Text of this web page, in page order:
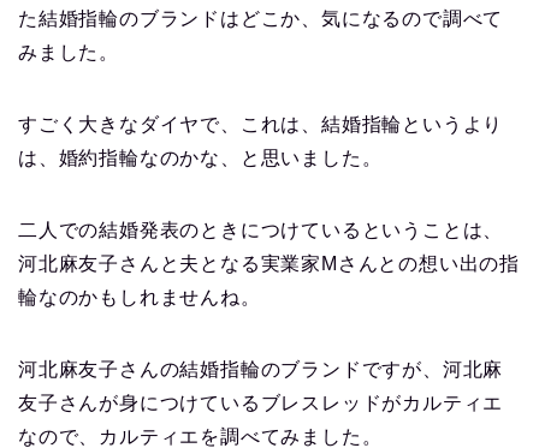
た結婚指輪のブランドはどこか、気になるので調べて
みました。
すごく大きなダイヤで、これは、結婚指輪というより
は、婚約指輪なのかな、と思いました。
二人での結婚発表のときにつけているということは、
河北麻友子さんと夫となる実業家Mさんとの想い出の指
輪なのかもしれませんね。
河北麻友子さんの結婚指輪のブランドですが、河北麻
友子さんが身につけているブレスレッドがカルティエ
なので、カルティエを調べてみました。